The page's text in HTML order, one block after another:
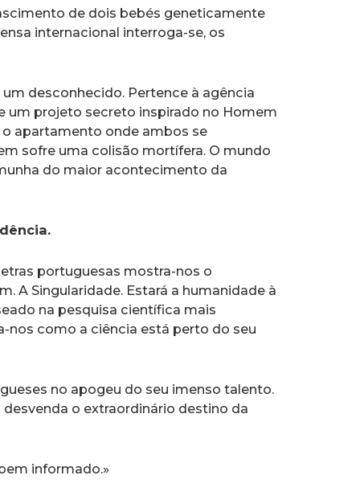
de dois bebés geneticamente
internacional interroga­-se, os
desconhecido. Pertence à agência
um projeto secreto inspirado no Homem
o apartamento onde ambos se
sofre uma colisão mortífera. O mundo
do maior acontecimento da
portuguesas mostra­-nos o
A Singularidade. Estará a humanidade à
na pesquisa científica mais
nos como a ciência está perto do seu
no apogeu do seu imenso talento.
o extraordinário destino da
informado.»